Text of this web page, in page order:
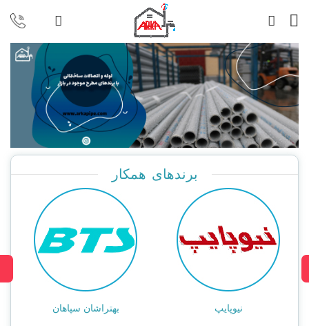
برندهای همکار
نیوپایپ بهتراشان سپاهان